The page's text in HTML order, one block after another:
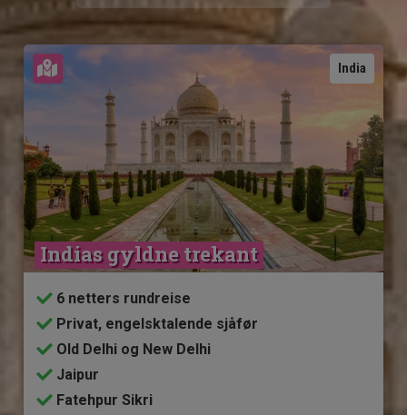
India
Se kart
Indias gyldne trekant
6 netters rundreise
Privat, engelsktalende sjåfør
Old Delhi og New Delhi
Jaipur
Fatehpur Sikri